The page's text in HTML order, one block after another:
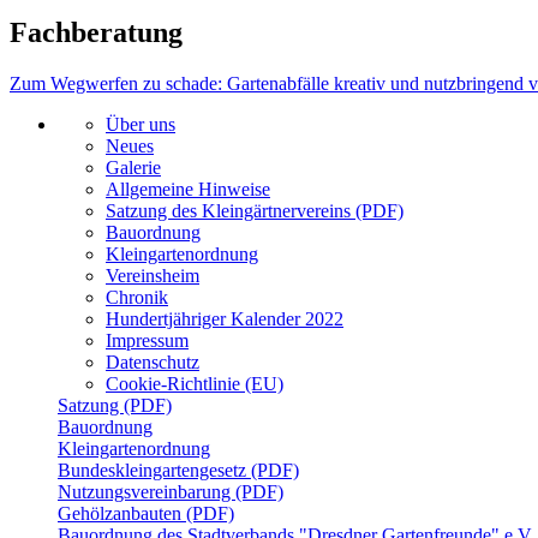
Fachberatung
Zum Wegwerfen zu schade: Gartenabfälle kreativ und nutzbringend
Über uns
Neues
Galerie
Allgemeine Hinweise
Satzung des Kleingärtnervereins (PDF)
Bauordnung
Kleingartenordnung
Vereinsheim
Chronik
Hundertjähriger Kalender 2022
Impressum
Datenschutz
Cookie-Richtlinie (EU)
Satzung (PDF)
Bauordnung
Kleingartenordnung
Bundeskleingartengesetz (PDF)
Nutzungsvereinbarung (PDF)
Gehölzanbauten (PDF)